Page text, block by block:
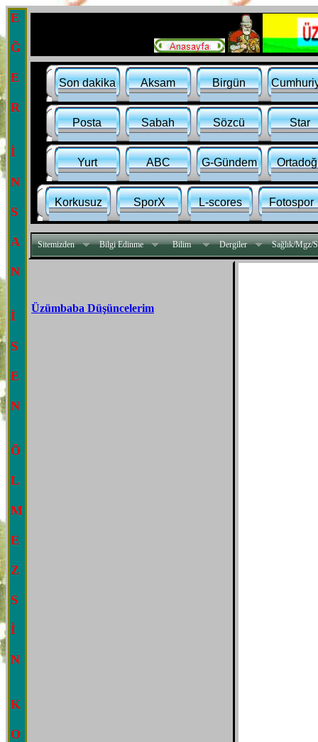
E
Ğ
E
R
İ
N
S
A
N
İ
S
E
N
Ö
L
M
E
Z
S
İ
N
K
O
Son dakika Aksam Birgün
Posta Sabah Sözcü Star
Yurt ABC G-Gündem
Korkusuz SporX L-scores Fotospor
Sitemizden Bilgi Edinme Bilim Dergiler Sağlık/Mgz/
Üzümbaba Düşüncelerim